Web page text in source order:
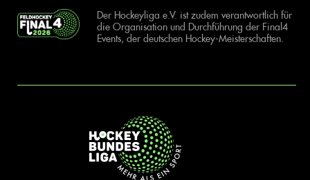
Der Hockeyliga e.V. ist zudem verantwortlich für
die Organisation und Durchführung der Final4
Events, der deutschen Hockey-Meisterschaften.